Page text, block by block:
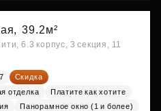
39.2м²
6.3 корпус, 3 секция, 11
Скидка
отделка
Платите как хотите
Панорамное окно (1 и более)